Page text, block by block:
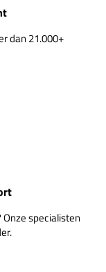
dan 21.000+
specialisten